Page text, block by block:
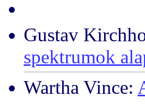
Gustav
spektrumok
Wartha Vince: